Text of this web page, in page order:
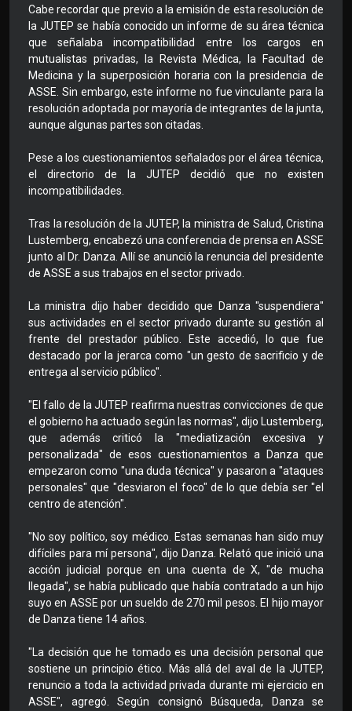
Cabe recordar que previo a la emisión de esta resolución de
la JUTEP se había conocido un informe de su área técnica
que señalaba incompatibilidad entre los cargos en
mutualistas privadas, la Revista Médica, la Facultad de
Medicina y la superposición horaria con la presidencia de
ASSE. Sin embargo, este informe no fue vinculante para la
resolución adoptada por mayoría de integrantes de la junta,
aunque algunas partes son citadas.
Pese a los cuestionamientos señalados por el área técnica,
el directorio de la JUTEP decidió que no existen
incompatibilidades.
Tras la resolución de la JUTEP, la ministra de Salud, Cristina
Lustemberg, encabezó una conferencia de prensa en ASSE
junto al Dr. Danza. Allí se anunció la renuncia del presidente
de ASSE a sus trabajos en el sector privado.
La ministra dijo haber decidido que Danza "suspendiera"
sus actividades en el sector privado durante su gestión al
frente del prestador público. Este accedió, lo que fue
destacado por la jerarca como "un gesto de sacrificio y de
entrega al servicio público".
"El fallo de la JUTEP reafirma nuestras convicciones de que
el gobierno ha actuado según las normas", dijo Lustemberg,
que además criticó la "mediatización excesiva y
personalizada" de esos cuestionamientos a Danza que
empezaron como "una duda técnica" y pasaron a "ataques
personales" que "desviaron el foco" de lo que debía ser "el
centro de atención".
"No soy político, soy médico. Estas semanas han sido muy
difíciles para mí persona", dijo Danza. Relató que inició una
acción judicial porque en una cuenta de X, "de mucha
llegada", se había publicado que había contratado a un hijo
suyo en ASSE por un sueldo de 270 mil pesos. El hijo mayor
de Danza tiene 14 años.
"La decisión que he tomado es una decisión personal que
sostiene un principio ético. Más allá del aval de la JUTEP,
renuncio a toda la actividad privada durante mi ejercicio en
ASSE", agregó. Según consignó Búsqueda, Danza se